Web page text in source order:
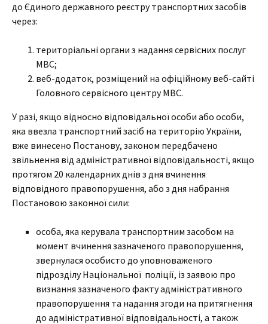
до Єдиного державного реєстру транспортних засобів
через:
територіальні органи з надання сервісних послуг
МВС;
веб-додаток, розміщений на офіційному веб-сайті
Головного сервісного центру МВС.
У разі, якщо відносно відповідальної особи або особи,
яка ввезла транспортний засіб на територію України,
вже винесено Постанову, законом передбачено
звільнення від адміністративної відповідальності, якщо
протягом 20 календарних днів з дня вчинення
відповідного правопорушення, або з дня набрання
Постановою законної сили:
особа, яка керувала транспортним засобом на
момент вчинення зазначеного правопорушення,
звернулася особисто до уповноваженого
підрозділу Національної поліції, із заявою про
визнання зазначеного факту адміністративного
правопорушення та надання згоди на притягнення
до адміністративної відповідальності, а також